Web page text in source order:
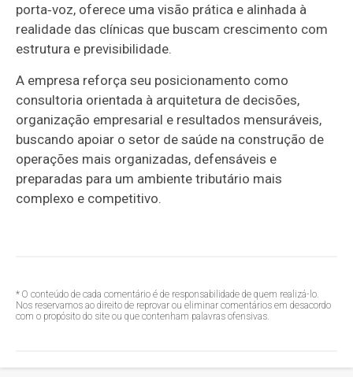
porta‑voz, oferece uma visão prática e alinhada à
realidade das clínicas que buscam crescimento com
estrutura e previsibilidade.
A empresa reforça seu posicionamento como
consultoria orientada à arquitetura de decisões,
organização empresarial e resultados mensuráveis,
buscando apoiar o setor de saúde na construção de
operações mais organizadas, defensáveis e
preparadas para um ambiente tributário mais
complexo e competitivo.
* O conteúdo de cada comentário é de responsabilidade de quem realizá-lo.
Nos reservamos ao direito de reprovar ou eliminar comentários em desacordo
com o propósito do site ou que contenham palavras ofensivas.